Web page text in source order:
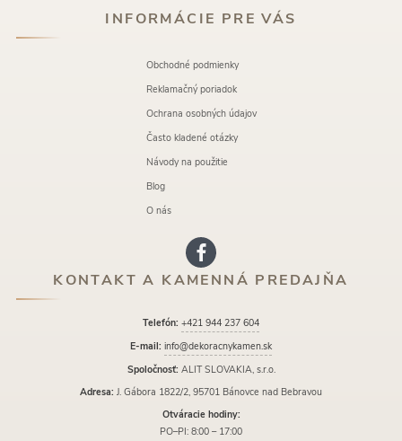
INFORMÁCIE PRE VÁS
Obchodné podmienky
Reklamačný poriadok
Ochrana osobných údajov
Často kladené otázky
Návody na použitie
Blog
O nás
KONTAKT A KAMENNÁ PREDAJŇA
Telefón: +421 944 237 604
E-mail: info@dekoracnykamen.sk
Spoločnosť: ALIT SLOVAKIA, s.r.o.
Adresa: J. Gábora 1822/2, 95701 Bánovce nad Bebravou
Otváracie hodiny:
PO–PI: 8:00 – 17:00